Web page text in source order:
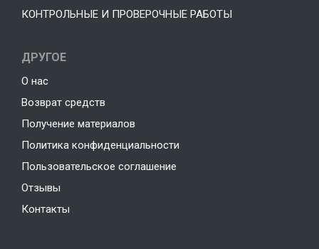
КОНТРОЛЬНЫЕ И ПРОВЕРОЧНЫЕ РАБОТЫ
ДРУГОЕ
О нас
Возврат средств
Получение материалов
Политика конфиденциальности
Пользовательское соглашение
Отзывы
Контакты